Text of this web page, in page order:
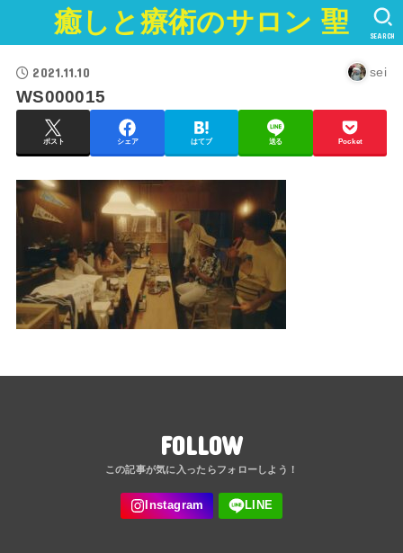
癒しと療術のサロン 聖 SEARCH
2021.11.10 sei
WS000015
ポスト シェア はてブ 送る Pocket
FOLLOW